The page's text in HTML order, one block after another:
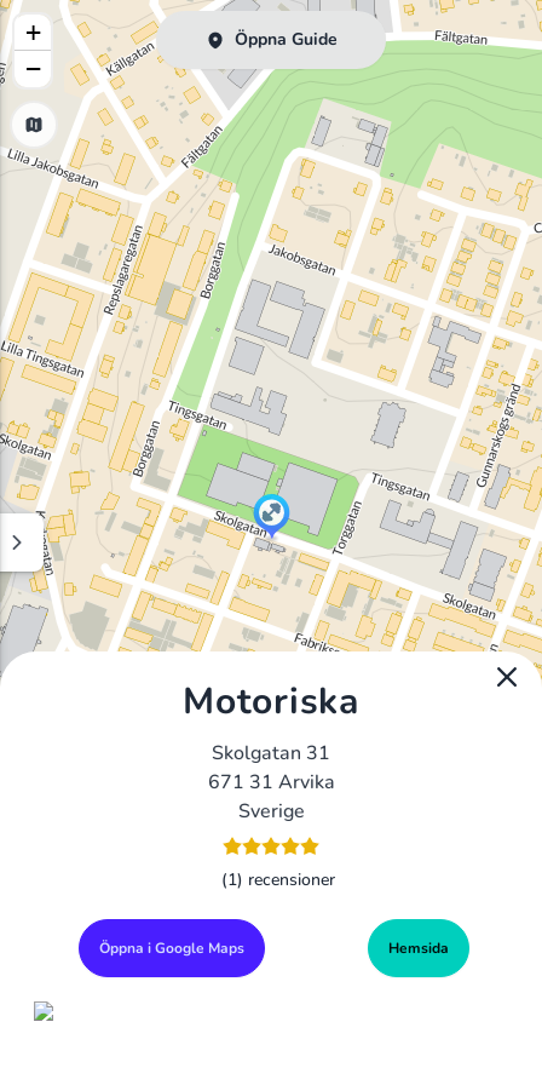
Öppna Guide
+
−
Motoriska
Skolgatan 31
671 31 Arvika
Sverige
(1) recensioner
Öppna i Google Maps Hemsida